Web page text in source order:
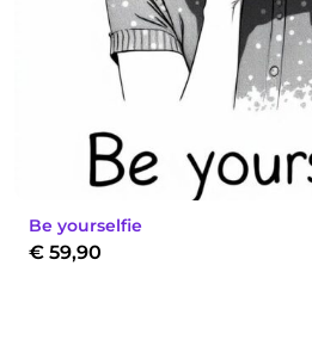
Be yourselfie
€ 59,90